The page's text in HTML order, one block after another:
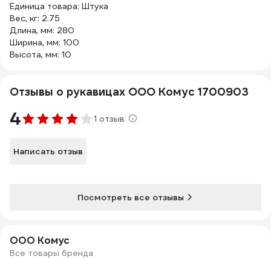
Единица товара: Штука
Вес, кг: 2.75
Длина, мм: 280
Ширина, мм: 100
Высота, мм: 10
Отзывы о рукавицах ООО Комус 1700903
4 1 отзыв
Написать отзыв
Посмотреть все отзывы
ООО Комус
Все товары бренда